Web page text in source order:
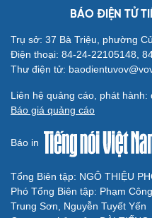
BÁO ĐIỆN TỬ
Trụ sở: 37 Bà Triệu, phường
Điện thoại: 84-24-22105148,
Thư điện tử:
Liên hệ quảng cáo, phát hành:
Báo giá quảng cáo
Báo in
Tổng Biên tập: NGÔ THIỆU
Phó Tổng Biên tập: Phạm
Trung Sơn, Nguyễn Tuyết Yến